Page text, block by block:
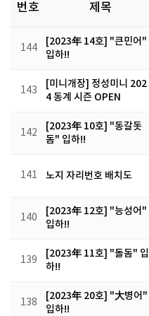
번호 제목
144
[2023年 14호] "큰민어"
입하!!
143
[미니개장] 정성미니 202
4 동계 시즌 OPEN
142
[2023年 10호] "동갈돗
돔" 입하!!
141 노지 자리번호 배치도
140
[2023年 12호] "능성어"
입하!!
139
[2023年 11호] "돌돔" 입
하!!
138
[2023年 20호] "大병어"
입하!!